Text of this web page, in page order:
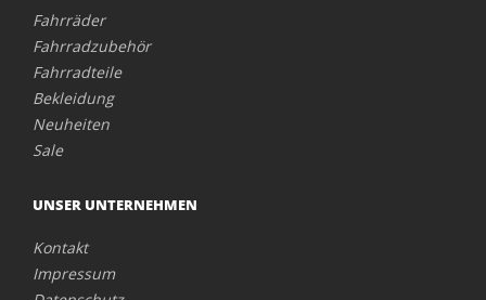
Fahrräder
Fahrradzubehör
Fahrradteile
Bekleidung
Neuheiten
Sale
UNSER UNTERNEHMEN
Kontakt
Impressum